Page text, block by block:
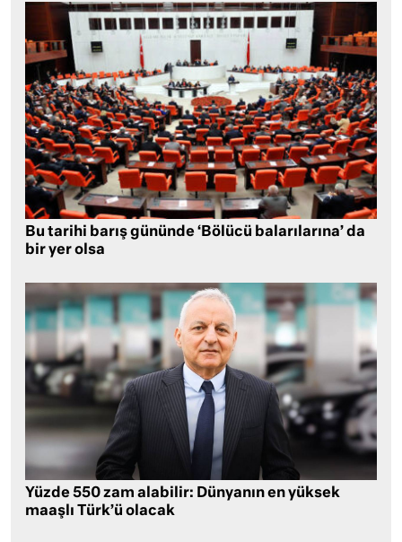
Bu tarihi barış gününde ‘Bölücü balarılarına’ da
bir yer olsa
Yüzde 550 zam alabilir: Dünyanın en yüksek
maaşlı Türk’ü olacak